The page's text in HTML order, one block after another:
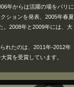
年からは活躍の場をパリに
ションを発表、2005年春夏
。2008年と2009年には、大
れたのは、2011年-2012年
賞を受賞しています。